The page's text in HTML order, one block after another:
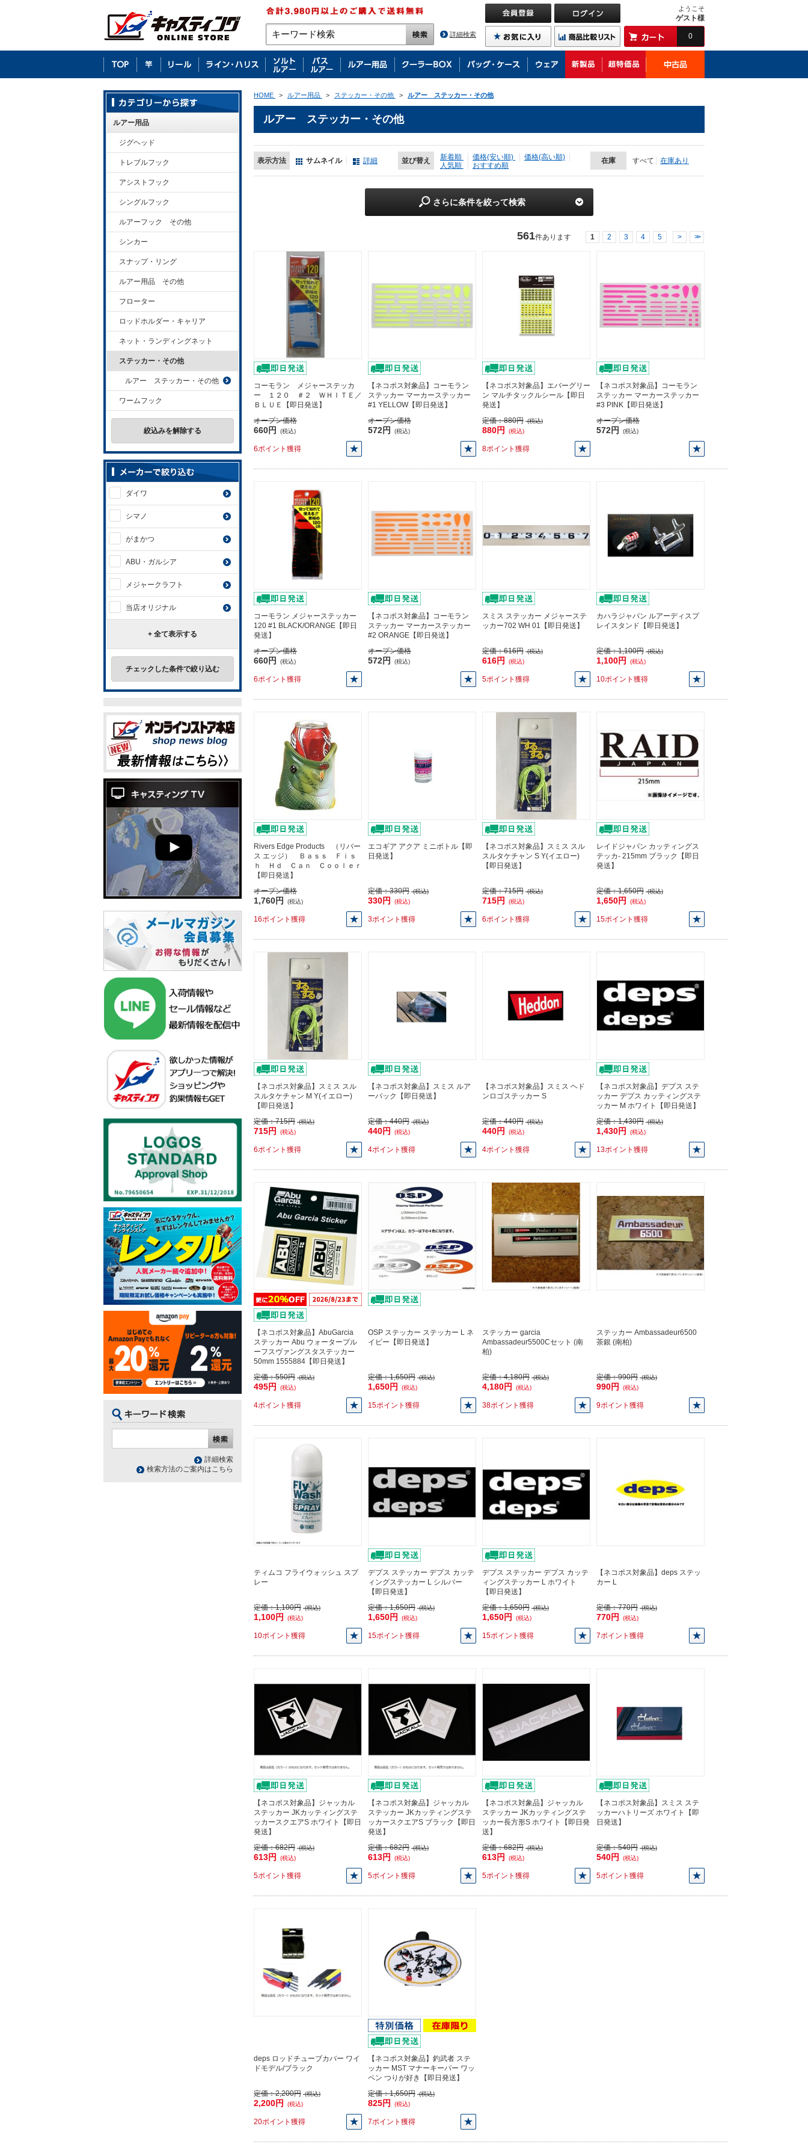
詳細検索
ようこそ
ゲスト様
0
HOME > ルアー用品 > ステッカー・その他 > ルアー ステッカー・その他
ルアー ステッカー・その他
表示方法 サムネイル 詳細 並び替え 新着順 価格(安い順)
価格(高い順)
人気順
おすすめ順
在庫 すべて 在庫あり
さらに条件を絞って検索
561件あります 1 2 3 4 5 > >>
コーモラン メジャーステッカ
ー １２０ ＃２ ＷＨＩＴＥ／
ＢＬＵＥ【即日発送】
オープン価格
660円 (税込)
6ポイント獲得
【ネコポス対象品】コーモラン
ステッカー マーカーステッカー
#1 YELLOW【即日発送】
オープン価格
572円 (税込)
【ネコポス対象品】エバーグリー
ン マルチタックルシール【即日
発送】
定価：880円 (税込)
880円 (税込)
8ポイント獲得
【ネコポス対象品】コーモラン
ステッカー マーカーステッカー
#3 PINK【即日発送】
オープン価格
572円 (税込)
コーモラン メジャーステッカー
120 #1 BLACK/ORANGE【即日
発送】
オープン価格
660円 (税込)
6ポイント獲得
【ネコポス対象品】コーモラン
ステッカー マーカーステッカー
#2 ORANGE【即日発送】
オープン価格
572円 (税込)
スミス ステッカー メジャーステ
ッカー702 WH 01【即日発送】
定価：616円 (税込)
616円 (税込)
5ポイント獲得
カハラジャパン ルアーディスプ
レイスタンド【即日発送】
定価：1,100円 (税込)
1,100円 (税込)
10ポイント獲得
Rivers Edge Products （リバー
ス エッジ） Ｂａｓｓ Ｆｉｓ
ｈ Ｈｄ Ｃａｎ Ｃｏｏｌｅｒ
【即日発送】
オープン価格
1,760円 (税込)
16ポイント獲得
エコギア アクア ミニボトル【即
日発送】
定価：330円 (税込)
330円 (税込)
3ポイント獲得
【ネコポス対象品】スミス スル
スルタケチャン S Y(イエロー)
【即日発送】
定価：715円 (税込)
715円 (税込)
6ポイント獲得
レイドジャパン カッティングス
テッカ- 215mm ブラック【即日
発送】
定価：1,650円 (税込)
1,650円 (税込)
15ポイント獲得
【ネコポス対象品】スミス スル
スルタケチャン M Y(イエロー)
【即日発送】
定価：715円 (税込)
715円 (税込)
6ポイント獲得
【ネコポス対象品】スミス ルア
ーパック【即日発送】
定価：440円 (税込)
440円 (税込)
4ポイント獲得
【ネコポス対象品】スミス ヘド
ンロゴステッカー S
定価：440円 (税込)
440円 (税込)
4ポイント獲得
【ネコポス対象品】デプス ステ
ッカー デプス カッティングステ
ッカー M ホワイト【即日発送】
定価：1,430円 (税込)
1,430円 (税込)
13ポイント獲得
【ネコポス対象品】AbuGarcia
ステッカー Abu ウォータープル
ーフスヴァングスタステッカー
50mm 1555884【即日発送】
定価：550円 (税込)
495円 (税込)
4ポイント獲得
OSP ステッカー ステッカー L ネ
イビー【即日発送】
定価：1,650円 (税込)
1,650円 (税込)
15ポイント獲得
ステッカー garcia
Ambassadeur5500Cセット (南
柏)
定価：4,180円 (税込)
4,180円 (税込)
38ポイント獲得
ステッカー Ambassadeur6500
茶銀 (南柏)
定価：990円 (税込)
990円 (税込)
9ポイント獲得
ティムコ フライウォッシュ スプ
レー
定価：1,100円 (税込)
1,100円 (税込)
10ポイント獲得
デプス ステッカー デプス カッテ
ィングステッカー L シルバー
【即日発送】
定価：1,650円 (税込)
1,650円 (税込)
15ポイント獲得
デプス ステッカー デプス カッテ
ィングステッカー L ホワイト
【即日発送】
定価：1,650円 (税込)
1,650円 (税込)
15ポイント獲得
【ネコポス対象品】deps ステッ
カー L
定価：770円 (税込)
770円 (税込)
7ポイント獲得
【ネコポス対象品】ジャッカル
ステッカー JKカッティングステ
ッカースクエアS ホワイト【即日
発送】
定価：682円 (税込)
613円 (税込)
5ポイント獲得
【ネコポス対象品】ジャッカル
ステッカー JKカッティングステ
ッカースクエアS ブラック【即日
発送】
定価：682円 (税込)
613円 (税込)
5ポイント獲得
【ネコポス対象品】ジャッカル
ステッカー JKカッティングステ
ッカー長方形S ホワイト【即日発
送】
定価：682円 (税込)
613円 (税込)
5ポイント獲得
【ネコポス対象品】スミス ステ
ッカーハトリーズ ホワイト【即
日発送】
定価：540円 (税込)
540円 (税込)
5ポイント獲得
deps ロッドチューブカバー ワイ
ドモデル/ブラック
定価：2,200円 (税込)
2,200円 (税込)
20ポイント獲得
【ネコポス対象品】釣武者 ステ
ッカー MST マナーキーパー ワッ
ペン つりが好き【即日発送】
定価：1,650円 (税込)
825円 (税込)
7ポイント獲得
ルアー用品
ジグヘッド
トレブルフック
アシストフック
シングルフック
ルアーフック その他
シンカー
スナップ・リング
ルアー用品 その他
フローター
ロッドホルダー・キャリア
ネット・ランディングネット
ステッカー・その他
ルアー ステッカー・その他
ワームフック
絞込みを解除する
ダイワ
シマノ
がまかつ
ABU・ガルシア
メジャークラフト
当店オリジナル
+ 全て表示する
チェックした条件で絞り込む
詳細検索
検索方法のご案内はこちら